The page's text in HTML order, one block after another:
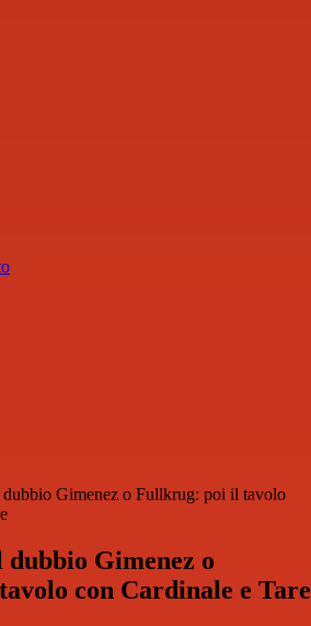
Gimenez o Fullkrug: poi il tavolo
Gimenez o
con Cardinale e Tare